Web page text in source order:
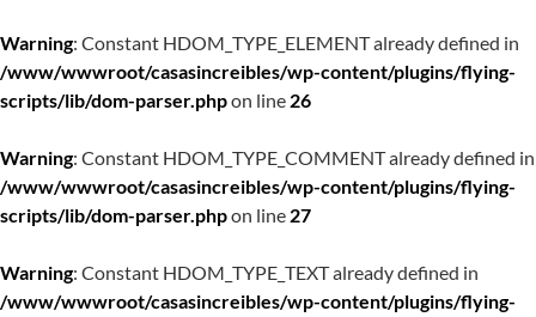
Warning: Constant HDOM_TYPE_ELEMENT already defined in
/www/wwwroot/casasincreibles/wp-content/plugins/flying-
scripts/lib/dom-parser.phpon line 26
Warning: Constant HDOM_TYPE_COMMENT already defined in
/www/wwwroot/casasincreibles/wp-content/plugins/flying-
scripts/lib/dom-parser.phpon line 27
Warning: Constant HDOM_TYPE_TEXT already defined in
/www/wwwroot/casasincreibles/wp-content/plugins/flying-